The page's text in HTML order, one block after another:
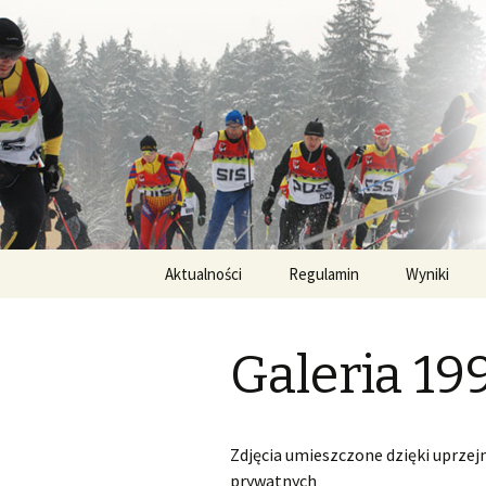
Bieg
Oficjalna strona Biegu
Aktualności Regulamin Wyniki
XXV Bieg
XXII Bieg
Galeria
Zdjęcia umieszczone dzięki
prywatnych